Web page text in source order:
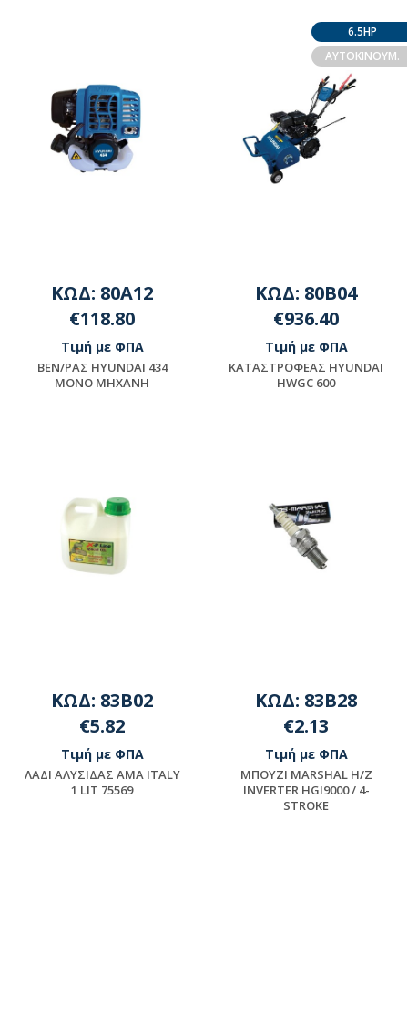
ΚΩΔ: 80A12
€118.80
Τιμή με ΦΠΑ
BEN/PAΣ HYUNDAI 434
MONO MHXANH
6.5HP
AYTOKINOYM.
ΚΩΔ: 80B04
€936.40
Τιμή με ΦΠΑ
ΚΑΤΑΣΤΡΟΦΕΑΣ HYUNDAI
HWGC 600
ΚΩΔ: 83B02
€5.82
Τιμή με ΦΠΑ
ΛΑΔΙ ΑΛΥΣΙΔΑΣ ΑΜΑ ITALY
1 LIT 75569
ΚΩΔ: 83B28
€2.13
Τιμή με ΦΠΑ
ΜΠΟΥΖΙ MARSHAL H/Z
INVERTER HGI9000 / 4-
STROKE